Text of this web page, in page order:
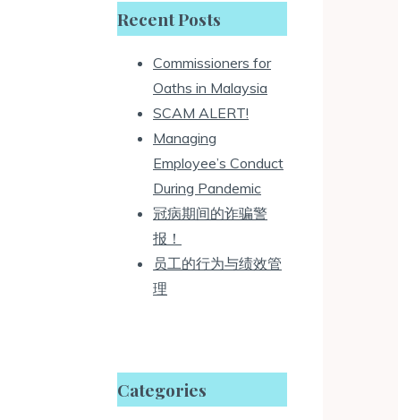
Recent Posts
Commissioners for
Oaths in Malaysia
SCAM ALERT!
Managing
Employee’s Conduct
During Pandemic
冠病期间的诈骗警
报！
员工的行为与绩效管
理
Categories